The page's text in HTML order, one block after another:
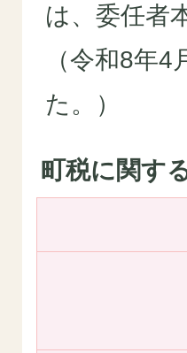
は、委任者
（令和8年
た。）
町税に関す